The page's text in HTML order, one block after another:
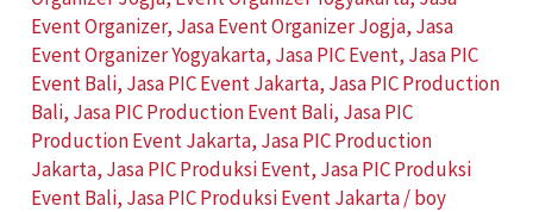
Event Organizer, Jasa Event Organizer Jogja, Jasa
Event Organizer Yogyakarta, Jasa PIC Event, Jasa PIC
Event Bali, Jasa PIC Event Jakarta, Jasa PIC Production
Bali, Jasa PIC Production Event Bali, Jasa PIC
Production Event Jakarta, Jasa PIC Production
Jakarta, Jasa PIC Produksi Event, Jasa PIC Produksi
Event Bali, Jasa PIC Produksi Event Jakarta/boy